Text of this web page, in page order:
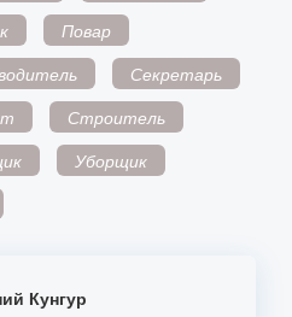
Повар
Секретарь
Строитель
Уборщик
Кунгур